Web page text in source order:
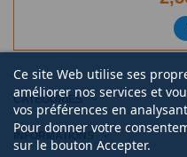
CATÉGORIES
INFORMATIONS
Ce site Web utilise ses
améliorer nos services et
vos préférences en
Pour donner votre
sur le bouton Accepter.